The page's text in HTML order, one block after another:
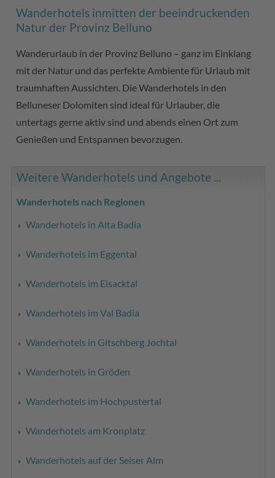
Wanderhotels inmitten der beeindruckenden
Natur der Provinz Belluno
Wanderurlaub in der Provinz Belluno – ganz im Einklang
mit der Natur und das perfekte Ambiente für Urlaub mit
traumhaften Aussichten. Die Wanderhotels in den
Belluneser Dolomiten sind ideal für Urlauber, die
untertags gerne aktiv sind und abends einen Ort zum
Genießen und Entspannen bevorzugen.
Weitere Wanderhotels und Angebote ...
Wanderhotels nach Regionen
Wanderhotels in Alta Badia
Wanderhotels im Eggental
Wanderhotels im Eisacktal
Wanderhotels im Val Badia
Wanderhotels in Gitschberg Jochtal
Wanderhotels in Gröden
Wanderhotels im Hochpustertal
Wanderhotels am Kronplatz
Wanderhotels auf der Seiser Alm